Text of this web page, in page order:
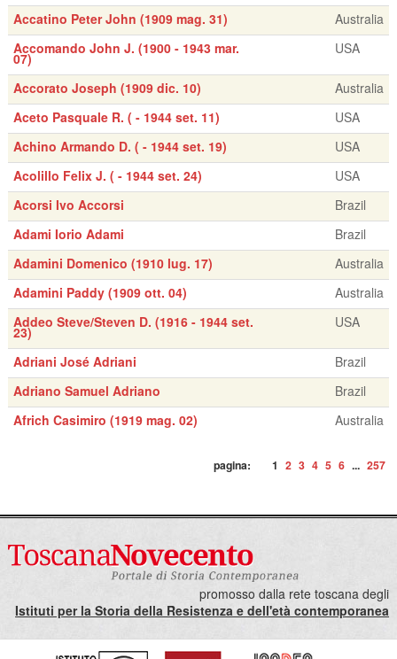
Accatino Peter John (1909 mag. 31)
Australia
Accomando John J. (1900 - 1943 mar.
07)
USA
Accorato Joseph (1909 dic. 10)
Australia
Aceto Pasquale R. ( - 1944 set. 11)
USA
Achino Armando D. ( - 1944 set. 19)
USA
Acolillo Felix J. ( - 1944 set. 24)
USA
Acorsi Ivo Accorsi
Brazil
Adami Iorio Adami
Brazil
Adamini Domenico (1910 lug. 17)
Australia
Adamini Paddy (1909 ott. 04)
Australia
Addeo Steve/Steven D. (1916 - 1944 set.
23)
USA
Adriani José Adriani
Brazil
Adriano Samuel Adriano
Brazil
Africh Casimiro (1919 mag. 02)
Australia
pagina: 1 2 3 4 5 6 ... 257
promosso dalla rete toscana degli
Istituti per la Storia della Resistenza e dell'età contemporanea